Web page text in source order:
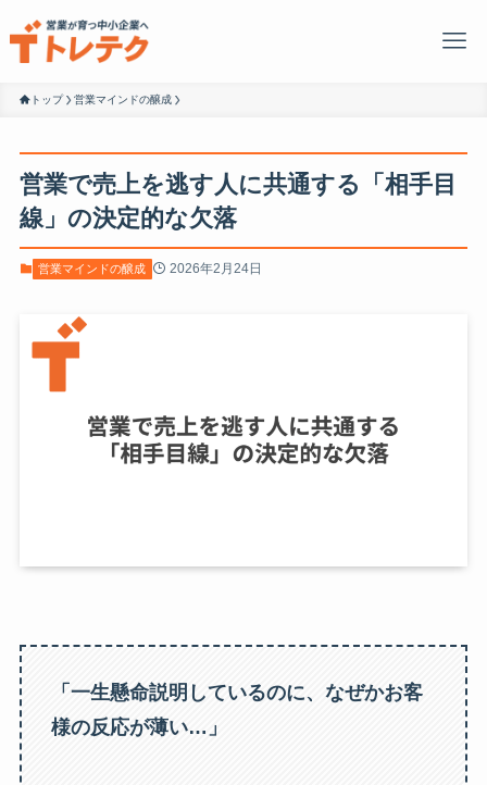
トップ 営業マインドの醸成
営業で売上を逃す人に共通する「相手目
線」の決定的な欠落
営業マインドの醸成 2026年2月24日
「一生懸命説明しているのに、なぜかお客
様の反応が薄い…」